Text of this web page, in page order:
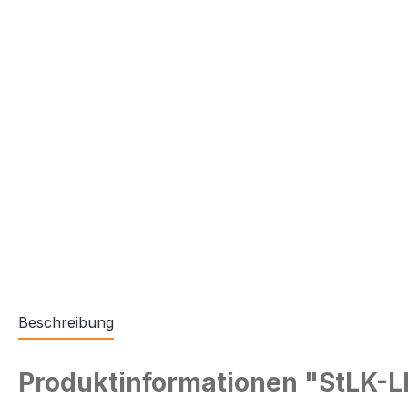
Beschreibung
Produktinformationen "StLK-